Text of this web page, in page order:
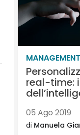
MANAGEMENT
real-time:
05 Ago 2019
di Manuela